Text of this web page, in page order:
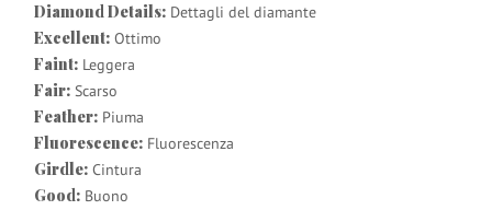
Diamond Details: Dettagli del diamante
Excellent: Ottimo
Faint: Leggera
Fair: Scarso
Feather: Piuma
Fluorescence: Fluorescenza
Girdle: Cintura
Good: Buono